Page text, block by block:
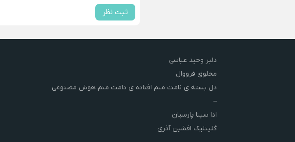
ثبت نظر
دلبر وحید عباسی
مخلوق فرووال
دل بسته ی نامت منم افتاده ی دامت منم هوش مصنوعی
–
ادا سینا پارسیان
گلینلیک افشین آذری